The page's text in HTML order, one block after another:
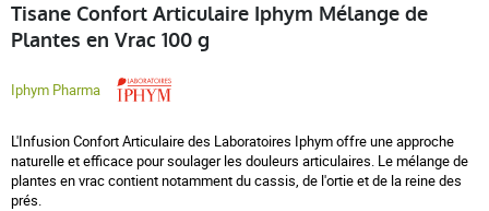
Tisane Confort Articulaire Iphym Mélange de
Plantes en Vrac 100 g
Iphym Pharma
L'Infusion Confort Articulaire des Laboratoires Iphym offre une approche
naturelle et efficace pour soulager les douleurs articulaires. Le mélange de
plantes en vrac contient notamment du cassis, de l'ortie et de la reine des
prés.